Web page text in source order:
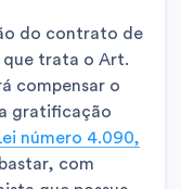
do contrato de
que trata o Art.
compensar o
gratificação
número 4.090,
com